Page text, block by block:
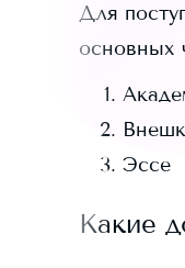
Для
основных
Эссе
Какие